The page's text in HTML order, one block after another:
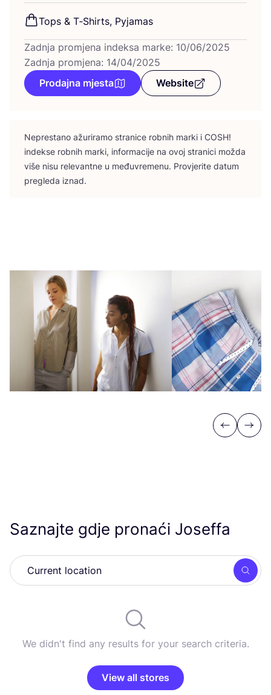
Tops & T‑Shirts, Pyjamas
Zadnja promjena indeksa marke: 10/06/2025
Zadnja promjena: 14/04/2025
Prodajna mjesta
Website
Nepres­ta­no ažu­ri­ra­mo stra­ni­ce rob­nih mar­ki i COSH!
indek­se rob­nih mar­ki, infor­ma­ci­je na ovoj stra­ni­ci možda
više nisu rele­vant­ne u među­vre­me­nu. Pro­vje­ri­te datum
pre­gle­da iznad.
Previous
Next
Saznajte gdje pronaći Joseffa
We didn't find any results for your search criteria.
View all stores